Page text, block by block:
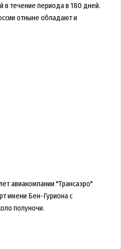
в течение периода в 180 дней.
отныне обладают и
авиакомпании "Трансаэро"
имени Бен-Гуриона с
полуночи.